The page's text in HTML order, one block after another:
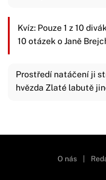
Kvíz: Pouze 1 z 10
10 otázek o Janě
Prostředí natáčení ji
hvězda Zlaté labutě
O nás